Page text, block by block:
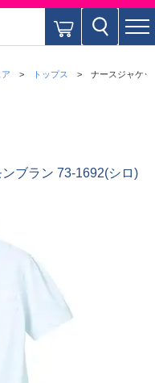
トップス ナースジャケ
ブラン 73-1692(シロ)